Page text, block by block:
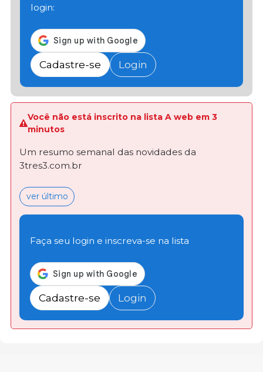
login:
Cadastre-se Login
Você não está inscrito na lista A web em 3
minutos
Um resumo semanal das novidades da
3tres3.com.br
ver último
Faça seu login e inscreva-se na lista
Cadastre-se Login